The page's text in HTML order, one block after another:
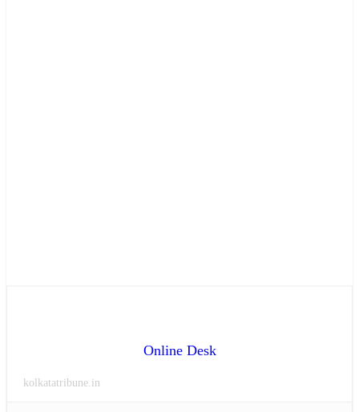
Online Desk
kolkatatribune.in